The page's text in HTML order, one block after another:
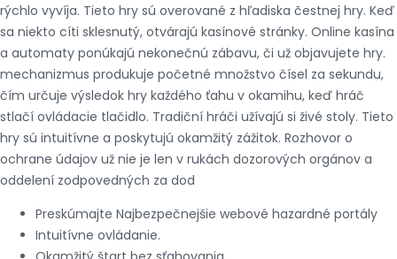
rýchlo vyvíja. Tieto hry sú overované z hľadiska čestnej hry. Keď
sa niekto cíti sklesnutý, otvárajú kasínové stránky. Online kasína
a automaty ponúkajú nekonečnú zábavu, či už objavujete hry.
mechanizmus produkuje početné množstvo čísel za sekundu,
čím určuje výsledok hry každého ťahu v okamihu, keď hráč
stlačí ovládacie tlačidlo. Tradiční hráči užívajú si živé stoly. Tieto
hry sú intuitívne a poskytujú okamžitý zážitok. Rozhovor o
ochrane údajov už nie je len v rukách dozorových orgánov a
oddelení zodpovedných za dod
Preskúmajte Najbezpečnejšie webové hazardné portály
Intuitívne ovládanie.